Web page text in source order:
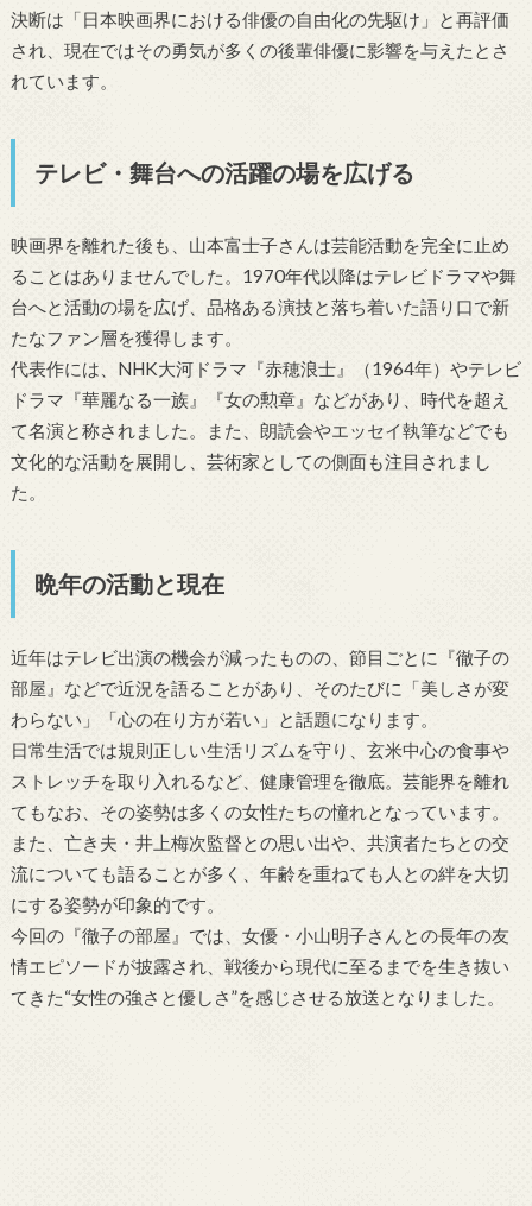
決断は「日本映画界における俳優の自由化の先駆け」と再評価
され、現在ではその勇気が多くの後輩俳優に影響を与えたとさ
れています。
テレビ・舞台への活躍の場を広げる
映画界を離れた後も、山本富士子さんは芸能活動を完全に止め
ることはありませんでした。1970年代以降はテレビドラマや舞
台へと活動の場を広げ、品格ある演技と落ち着いた語り口で新
たなファン層を獲得します。
代表作には、NHK大河ドラマ『赤穂浪士』（1964年）やテレビ
ドラマ『華麗なる一族』『女の勲章』などがあり、時代を超え
て名演と称されました。また、朗読会やエッセイ執筆などでも
文化的な活動を展開し、芸術家としての側面も注目されまし
た。
晩年の活動と現在
近年はテレビ出演の機会が減ったものの、節目ごとに『徹子の
部屋』などで近況を語ることがあり、そのたびに「美しさが変
わらない」「心の在り方が若い」と話題になります。
日常生活では規則正しい生活リズムを守り、玄米中心の食事や
ストレッチを取り入れるなど、健康管理を徹底。芸能界を離れ
てもなお、その姿勢は多くの女性たちの憧れとなっています。
また、亡き夫・井上梅次監督との思い出や、共演者たちとの交
流についても語ることが多く、年齢を重ねても人との絆を大切
にする姿勢が印象的です。
今回の『徹子の部屋』では、女優・小山明子さんとの長年の友
情エピソードが披露され、戦後から現代に至るまでを生き抜い
てきた“女性の強さと優しさ”を感じさせる放送となりました。